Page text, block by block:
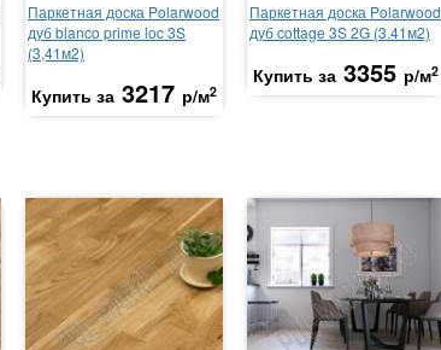
Паркетная доска Polarwood
дуб blanco prime loc 3S
(3,41м2)
Купить за 3217 р/м2
Паркетная доска Polarwood
дуб cottage 3S 2G (3.41м2)
Купить за 3355 р/м2